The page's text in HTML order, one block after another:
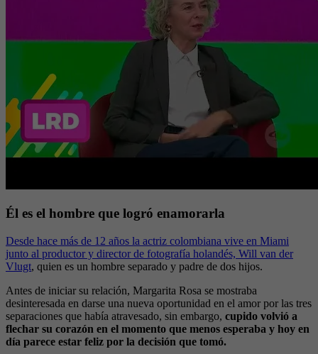
Él es el hombre que logró enamorarla
Desde hace más de 12 años la actriz colombiana vive en Miami
junto al productor y director de fotografía holandés, Will van der
Vlugt, quien es un hombre separado y padre de dos hijos.
Antes de iniciar su relación, Margarita Rosa se mostraba
desinteresada en darse una nueva oportunidad en el amor por las tres
separaciones que había atravesado, sin embargo, cupido volvió a
flechar su corazón en el momento que menos esperaba y hoy en
día parece estar feliz por la decisión que tomó.